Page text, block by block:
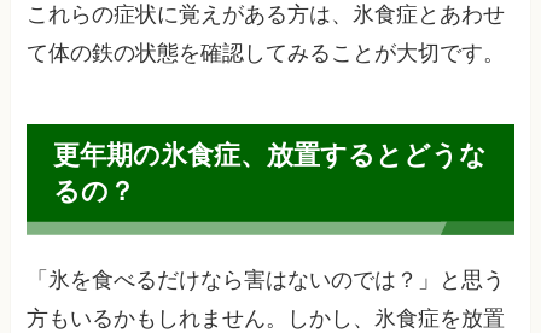
これらの症状に覚えがある方は、氷食症とあわせ
て体の鉄の状態を確認してみることが大切です。
更年期の氷食症、放置するとどうな
るの？
「氷を食べるだけなら害はないのでは？」と思う
方もいるかもしれません。しかし、氷食症を放置